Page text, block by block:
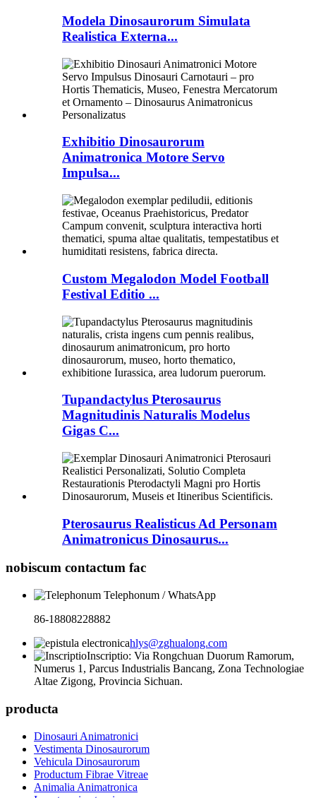
Modela Dinosaurorum Simulata
Realistica Externa...
Exhibitio Dinosaurorum
Animatronica Motore Servo
Impulsa...
Custom Megalodon Model Football
Festival Editio ...
Tupandactylus Pterosaurus
Magnitudinis Naturalis Modelus
Gigas C...
Pterosaurus Realisticus Ad Personam
Animatronicus Dinosaurus...
nobiscum contactum fac
Telephonum / WhatsApp
86-18808228882
hlys@zghualong.com
Inscriptio: Via Rongchuan Duorum Ramorum,
Numerus 1, Parcus Industrialis Bancang, Zona Technologiae
Altae Zigong, Provincia Sichuan.
producta
Dinosauri Animatronici
Vestimenta Dinosaurorum
Vehicula Dinosaurorum
Productum Fibrae Vitreae
Animalia Animatronica